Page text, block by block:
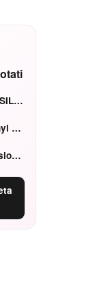
MAC M·A·CXIMAL SILKY MATTE Red Rock mat
Deborah Super Vinyl Shake Rosa Ciliegia
Hourglass Confession Ricaricabile Ultra Preciso Ad Alta Intensità Secretly Classic Red